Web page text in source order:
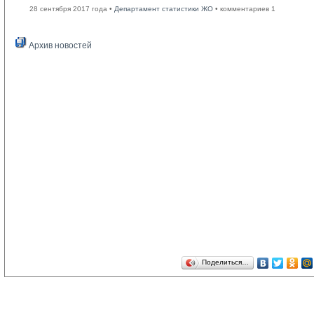
28 сентября 2017 года • Департамент статистики ЖО • комментариев 1
Архив новостей
Поделиться…